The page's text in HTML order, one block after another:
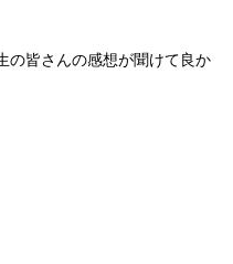
の皆さんの感想が聞けて良か